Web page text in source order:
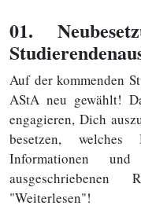
01.
Auf der kommenden
AStA neu gewählt!
engagieren, Dich
besetzen,
Informationen
"Weiterlesen"!